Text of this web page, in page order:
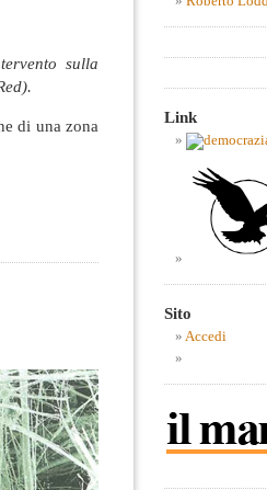
sulla
di una zona
Link
Sito
Accedi